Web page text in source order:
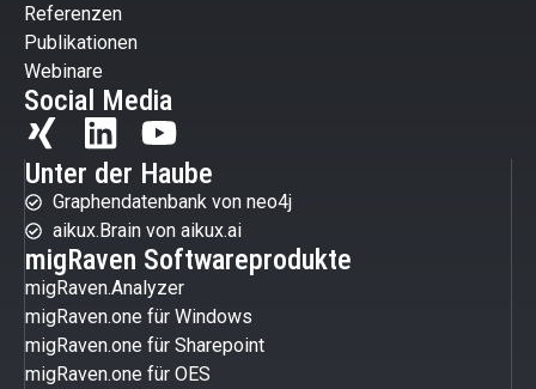
Referenzen
Publikationen
Webinare
Social Media
Unter der Haube
Graphendatenbank von neo4j
aikux.Brain von aikux.ai
migRaven Softwareprodukte
migRaven.Analyzer
migRaven.one für Windows
migRaven.one für Sharepoint
migRaven.one für OES